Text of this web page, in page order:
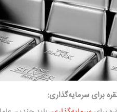
برای سرمایه‌گذاری: